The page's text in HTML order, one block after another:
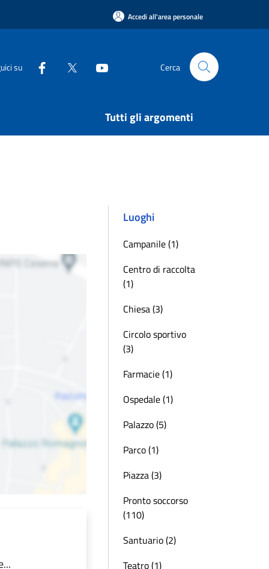
Accedi all'area personale
su Cerca
Tutti gli argomenti
Luoghi
Campanile (1)
Centro di raccolta
(1)
Chiesa (3)
Circolo sportivo
(3)
Farmacie (1)
Ospedale (1)
Palazzo (5)
Parco (1)
Piazza (3)
Pronto soccorso
(110)
Santuario (2)
Teatro (1)